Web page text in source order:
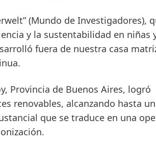
(Mundo de Investigadores),
y la sustentabilidad en niñas
fuera de nuestra casa
Provincia de Buenos Aires, logró
renovables, alcanzando hasta un
que se traduce en una